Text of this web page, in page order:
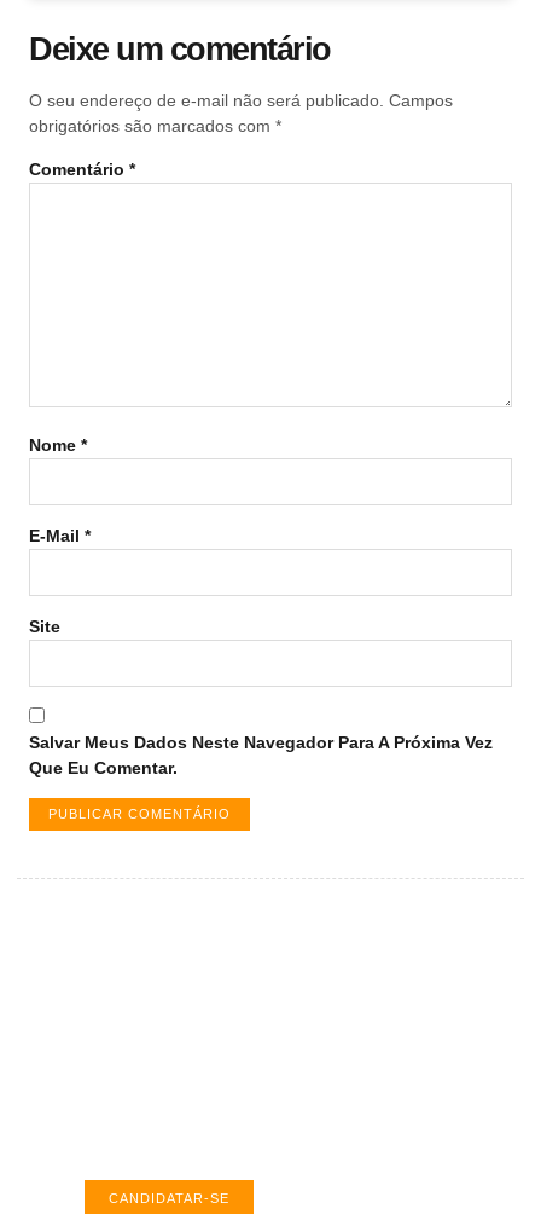
Deixe um comentário
O seu endereço de e-mail não será publicado. Campos
obrigatórios são marcados com *
Comentário *
Nome *
E-Mail *
Site
Salvar Meus Dados Neste Navegador Para A Próxima Vez
Que Eu Comentar.
CANDIDATAR-SE